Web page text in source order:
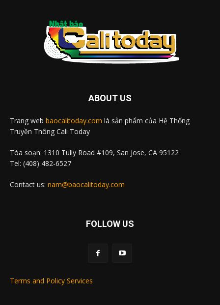
ABOUT US
Trang web baocalitoday.com là sản phẩm của Hệ Thống
Truyền Thông Cali Today
Tòa soạn: 1310 Tully Road #109, San Jose, CA 95122
Tel: (408) 482-6527
Contact us: nam@baocalitoday.com
FOLLOW US
Terms and Policy Services